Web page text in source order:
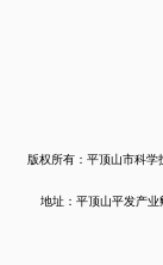
版权所有：平顶山市科
地址：平顶山平发产